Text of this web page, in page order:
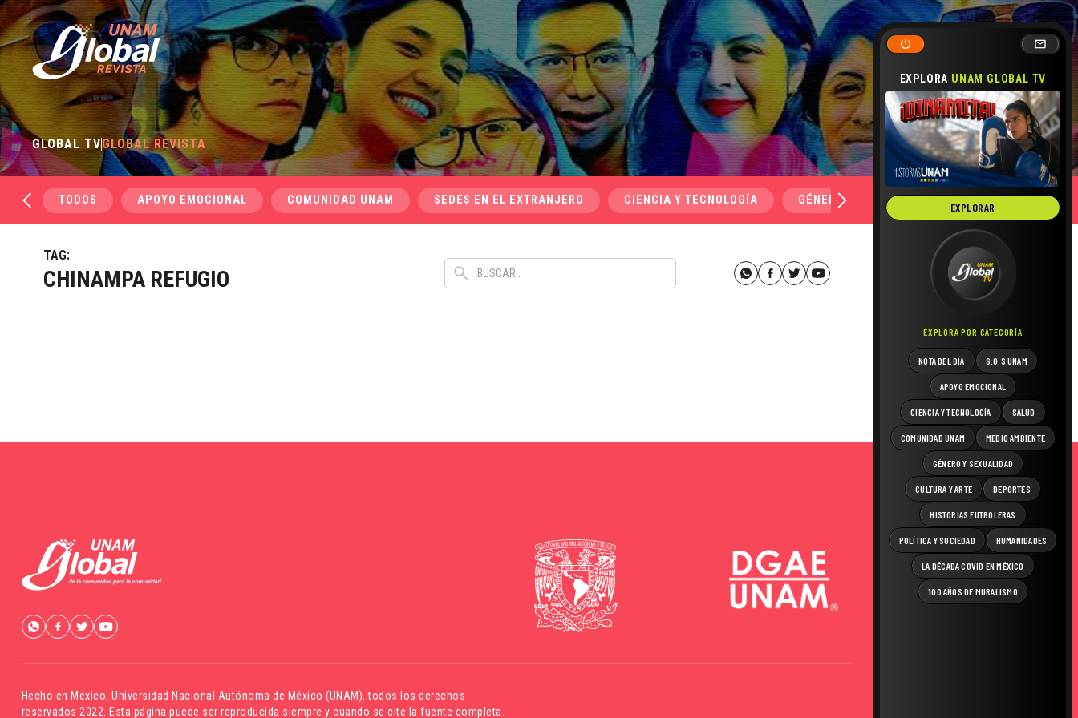
EXPLORA UNAM GLOBAL TV
EXPLORAR
EXPLORA POR CATEGORÍA
NOTA DEL DÍA S.O.S UNAM
APOYO EMOCIONAL
CIENCIA Y TECNOLOGÍA SALUD
COMUNIDAD UNAM MEDIO AMBIENTE
GÉNERO Y SEXUALIDAD
CULTURA Y ARTE DEPORTES
HISTORIAS FUTBOLERAS
POLÍTICA Y SOCIEDAD HUMANIDADES
LA DÉCADA COVID EN MÉXICO
100 AÑOS DE MURALISMO
GLOBAL TVGLOBAL REVISTA
TODOS APOYO EMOCIONAL COMUNIDAD UNAM SEDES EN EL EXTRANJERO CIENCIA Y TECNOLOGÍA GÉNERO Y SEXUALIDAD SALUD
TAG:
CHINAMPA REFUGIO
Hecho en México,Universidad Nacional Autónoma de México (UNAM), todos los derechos
reservados 2022. Esta página puede ser reproducida siempre y cuando se cite la fuente completa.